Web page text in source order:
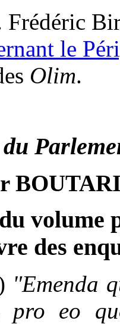
le
Olim.
volume
des
"Emenda
pro eo